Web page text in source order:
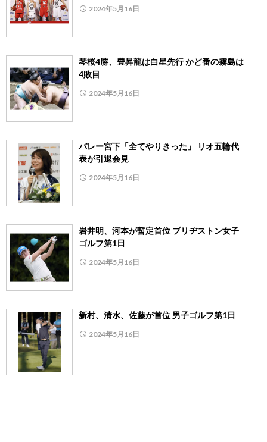
2024年5月16日
琴桜4勝、豊昇龍は白星先行 かど番の霧島は
4敗目
2024年5月16日
バレー宮下「全てやりきった」 リオ五輪代
表が引退会見
2024年5月16日
岩井明、河本が暫定首位 ブリヂストン女子
ゴルフ第1日
2024年5月16日
新村、清水、佐藤が首位 男子ゴルフ第1日
2024年5月16日